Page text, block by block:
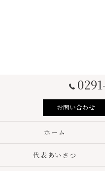
お問い合わせ
ホーム
代表あいさつ